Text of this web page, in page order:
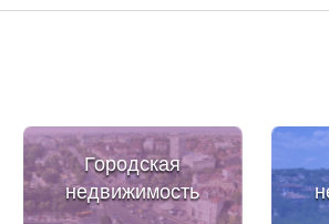
Городская
недвижимость